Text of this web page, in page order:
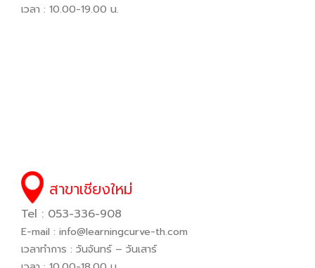
เวลา : 10.00-19.00 น.
สาขาเชียงใหม่
Tel : 053-336-908
E-mail : info@learningcurve-th.com
เวลาทำการ : วันจันทร์ – วันเสาร์